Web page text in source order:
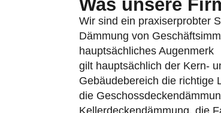
Wir sind ein praxiserprobter
Dämmung von
hauptsächliches Augenmerk
gilt hauptsächlich der Kern-
Gebäudebereich die richtige
die
Kellerdeckendämmung, die